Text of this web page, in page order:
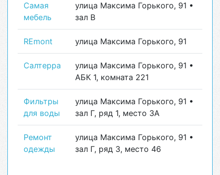
Самая
мебель
улица Максима Горького, 91 •
зал В
REmont улица Максима Горького, 91
Салтерра
улица Максима Горького, 91 •
АБК 1, комната 221
Фильтры
для воды
улица Максима Горького, 91 •
зал Г, ряд 1, место 3А
Ремонт
одежды
улица Максима Горького, 91 •
зал Г, ряд 3, место 46